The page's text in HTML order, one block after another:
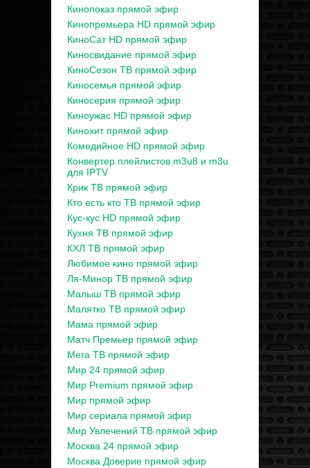
Кинопоказ прямой эфир
Кинопремьера HD прямой эфир
КиноСат HD прямой эфир
Киносвидание прямой эфир
КиноСезон ТВ прямой эфир
Киносемья прямой эфир
Киносерия прямой эфир
Киноужас HD прямой эфир
Кинохит прямой эфир
Комедийное HD прямой эфир
Конвертер плейлистов m3u8 и m3u
для IPTV
Крик ТВ прямой эфир
Кто есть кто ТВ прямой эфир
Кус-кус HD прямой эфир
Кухня ТВ прямой эфир
КХЛ ТВ прямой эфир
Любимое кино прямой эфир
Ля-Минор ТВ прямой эфир
Малыш ТВ прямой эфир
Малятко ТВ прямой эфир
Мама прямой эфир
Матч Премьер прямой эфир
Мега ТВ прямой эфир
Мир 24 прямой эфир
Мир Premium прямой эфир
Мир прямой эфир
Мир сериала прямой эфир
Мир Увлечений ТВ прямой эфир
Москва 24 прямой эфир
Москва Доверие прямой эфир